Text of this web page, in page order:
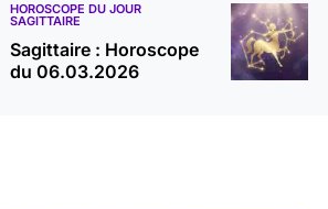
HOROSCOPE DU JOUR
SAGITTAIRE
Sagittaire : Horoscope
du 06.03.2026